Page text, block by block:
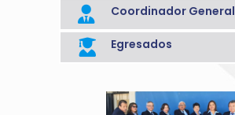
Coordinador General
Egresados